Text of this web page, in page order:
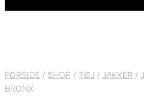
FORSIDE / SHOP / TØJ / JAKKER /
BRONX